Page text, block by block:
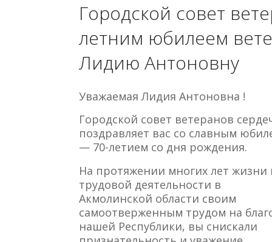
Городской совет
летним юбилеем
Лидию Антоновну
Уважаемая Лидия Антоновна !
Городской совет ветеранов
поздравляет вас со славным
— 70-летием со дня рождения.
На протяжении многих лет жизни
трудовой деятельности в
Акмолинской области своим
самоотверженным трудом на
нашей Республики, вы снискали